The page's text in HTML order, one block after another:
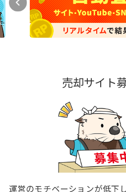
売却サイト
運営のモチベーションが低下